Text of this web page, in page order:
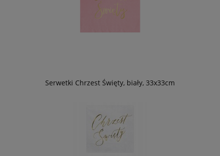
Serwetki Chrzest Święty, biały, 33x33cm